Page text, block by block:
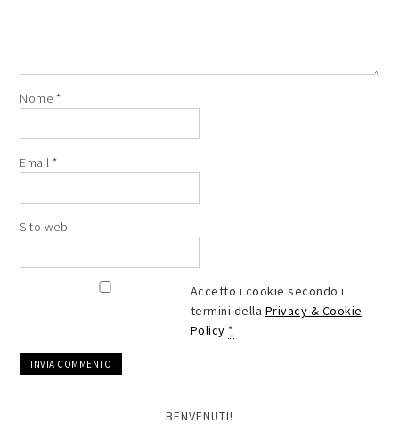
Nome *
Email*
Sito web
Accetto i cookie secondo i
termini della Privacy & Cookie
Policy *
BENVENUTI!